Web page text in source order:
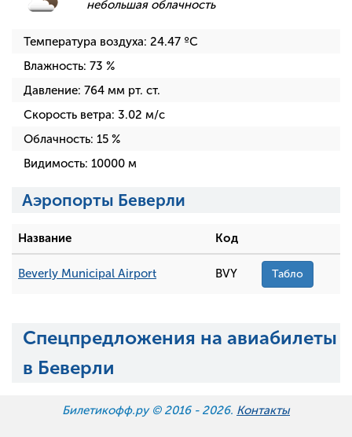
небольшая облачность
Температура воздуха: 24.47 ºC
Влажность: 73 %
Давление: 764 мм рт. ст.
Скорость ветра: 3.02 м/с
Облачность: 15 %
Видимость: 10000 м
Аэропорты Беверли
Название Код
Beverly Municipal Airport BVY Табло
Спецпредложения на авиабилеты
в Беверли
Билетикофф.ру © 2016 - 2026. Контакты